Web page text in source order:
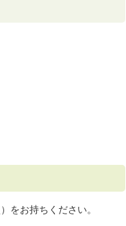
をお持ちください。